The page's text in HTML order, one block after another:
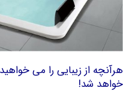
از زیبایی را می
شد!